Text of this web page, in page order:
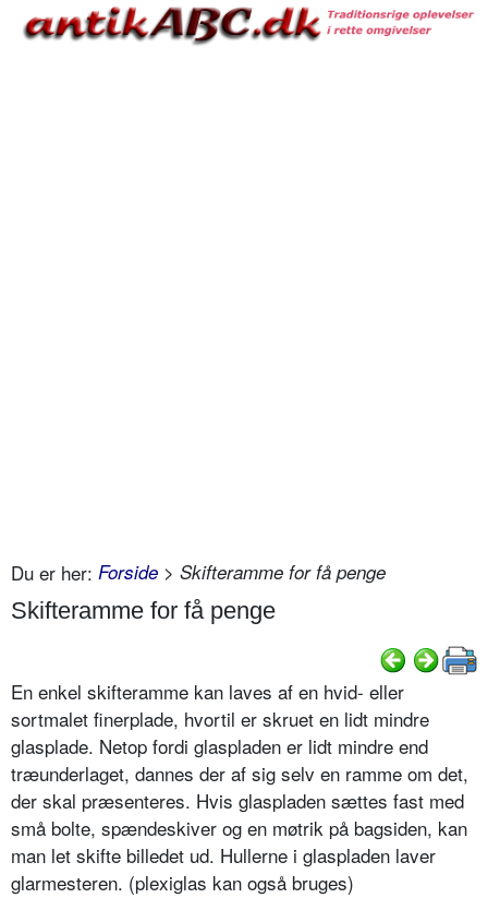
Du er her: Forside > Skifteramme for få penge
Skifteramme for få penge
En enkel skifteramme kan laves af en hvid- eller
sortmalet finerplade, hvortil er skruet en lidt mindre
glasplade. Netop fordi glaspladen er lidt mindre end
træunderlaget, dannes der af sig selv en ramme om det,
der skal præsenteres. Hvis glaspladen sættes fast med
små bolte, spændeskiver og en møtrik på bagsiden, kan
man let skifte billedet ud. Hullerne i glaspladen laver
glarmesteren. (plexiglas kan også bruges)